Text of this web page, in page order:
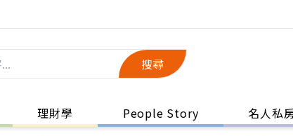
搜尋
理財學 People Story 名人私